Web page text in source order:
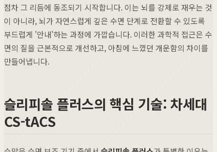
점차 그 리듬에 동조되기 시작합니다. 이는 뇌를 강제로 재우는 것
이 아니라, 뇌가 자연스럽게 깊은 수면 단계로 전환할 수 있도록
부드럽게 '안내'하는 과정에 가깝습니다. 이러한 과학적 접근은 수
면의 질을 근본적으로 개선하고, 아침에 느꼈던 개운함의 차이를
만들어냅니다.
슬리피솔 플러스의 핵심 기술: 차세대
CS-tACS